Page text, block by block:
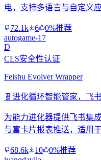
电，支持多语言与自定义
72.1k 6
0%推荐
autogame-17
D
CLS安全性认证
Feishu Evolver Wrapper
🧬 进化循环智能管家，飞
为能力进化器提供飞书集
与富卡片报表推送，适用
68.6k 10
0%推荐